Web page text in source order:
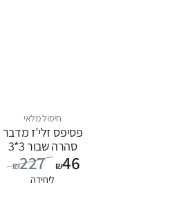
חיסול מלאי
פסיפס זלי’ז מדבר
סהרה שבור 3*3
₪227 ₪46
ליחידה